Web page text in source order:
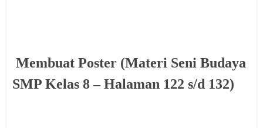
Membuat Poster (Materi Seni Budaya
SMP Kelas 8 – Halaman 122 s/d 132)